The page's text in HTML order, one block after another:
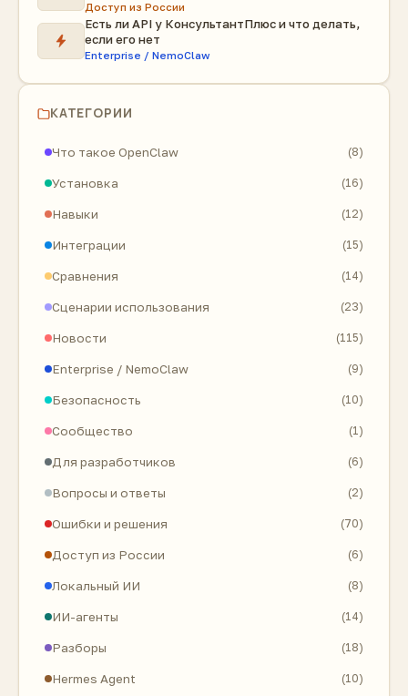
Доступ из России
Есть ли API у КонсультантПлюс и что делать,
если его нет
Enterprise / NemoClaw
КАТЕГОРИИ
Что такое OpenClaw (8)
Установка (16)
Навыки (12)
Интеграции (15)
Сравнения (14)
Сценарии использования (23)
Новости (115)
Enterprise / NemoClaw (9)
Безопасность (10)
Сообщество (1)
Для разработчиков (6)
Вопросы и ответы (2)
Ошибки и решения (70)
Доступ из России (6)
Локальный ИИ (8)
ИИ-агенты (14)
Разборы (18)
Hermes Agent (10)